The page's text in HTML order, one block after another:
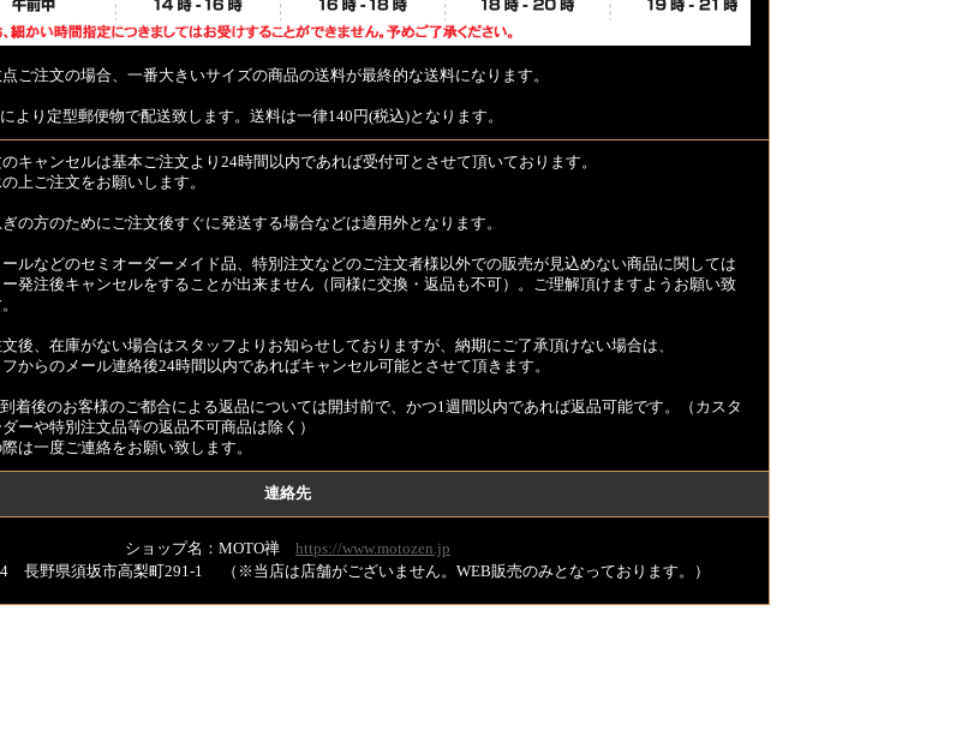
ご注文の場合、一番大きいサイズの商品の送料が最終的な送料になります。
より定型郵便物で配送致します。送料は一律140円(税込)となります。
キャンセルは基本ご注文より24時間以内であれば受付可とさせて頂いております。
上ご注文をお願いします。
の方のためにご注文後すぐに発送する場合などは適用外となります。
ルなどのセミオーダーメイド品、特別注文などのご注文者様以外での販売が見込めない商品に関しては
ー発注後キャンセルをすることが出来ません（同様に交換・返品も不可）。ご理解頂けますようお願い致
後、在庫がない場合はスタッフよりお知らせしておりますが、納期にご了承頂けない場合は、
からのメール連絡後24時間以内であればキャンセル可能とさせて頂きます。
着後のお客様のご都合による返品については開封前で、かつ1週間以内であれば返品可能です。（カスタ
ーや特別注文品等の返品不可商品は除く）
は一度ご連絡をお願い致します。
連絡先
ショップ名：MOTO禅 https://www.motozen.jp
長野県須坂市高梨町291-1 （※当店は店舗がございません。WEB販売のみとなっております。）